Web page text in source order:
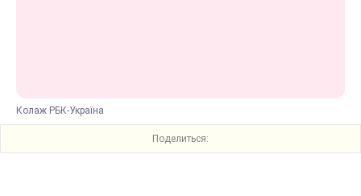
Колаж РБК-Україна
Поделиться: